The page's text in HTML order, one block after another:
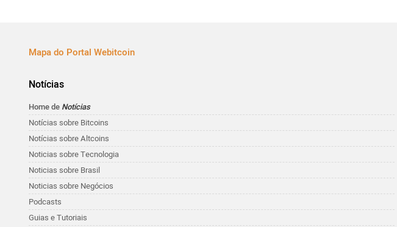
Mapa do Portal Webitcoin
Notícias
Home de Notícias
Notícias sobre Bitcoins
Notícias sobre Altcoins
Noticias sobre Tecnologia
Noticias sobre Brasil
Noticias sobre Negócios
Podcasts
Guias e Tutoriais